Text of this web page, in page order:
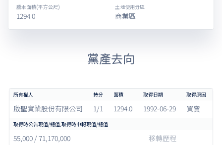
謄本面積(平方公尺)
1294.0
土地使用分區
商業區
黨產去向
啟聖實業股份有限公司 1/1 1294.0 1992-06-29 買賣
55,000 / 71,170,000 移轉歷程